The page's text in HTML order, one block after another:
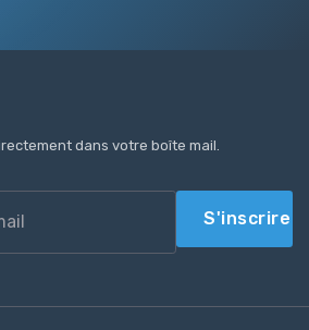
dans votre boîte mail.
S'inscrire